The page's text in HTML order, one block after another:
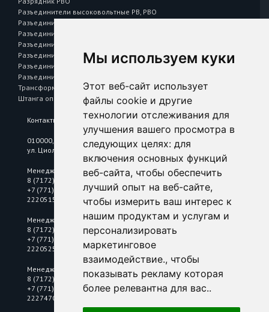
Мы используем куки
Этот веб-сайт использует
файлы cookie и другие
технологии отслеживания для
улучшения вашего просмотра в
следующих целях: для
включения основных функций
веб-сайта, чтобы обеспечить
лучший опыт на веб-сайте,
чтобы измерить ваш интерес к
нашим продуктам и услугам и
персонализировать
маркетинговое
взаимодействие., чтобы
показывать рекламу которая
более релевантна для вас..
Разъединители высоковольтные РВ, РВО
Разъединители высоковольтные РВЗ
Разъединители высоковольтные РВФЗ
Разъединители наружной установки РЛНД
Разъединители Р 43, Р 63
Разъединитель — предохранитель РПС
Разъединитель на одно направление РЕ
Трансформаторы тока Т 0,66
Штанга оперативная L=1041
Контакты
010000, Республика Казахстан, г. Астана,
ул. Циолковского, 6/2
Менеджер по цветному металлопрокату
8 (7172) 25 18 10
+7 (771) 2220515
2220515@mkastana.kz
Менеджер по нержавеющему металлопрокату
8 (7172) 25 18 10
+7 (771) 2220525
2220525@mkastana.kz
Менеджер по электротехнической продукции
8 (7172) 25 18 10
+7 (771) 2225115
2227470@mkastana.kz